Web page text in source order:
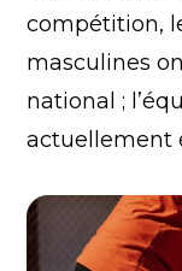
compétition,
masculines
national ;
actuellement